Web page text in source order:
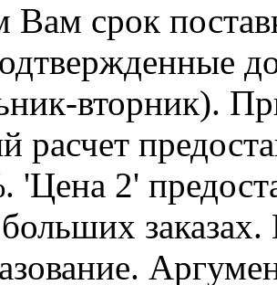
срок
вторник).
расчет
'Цена 2'